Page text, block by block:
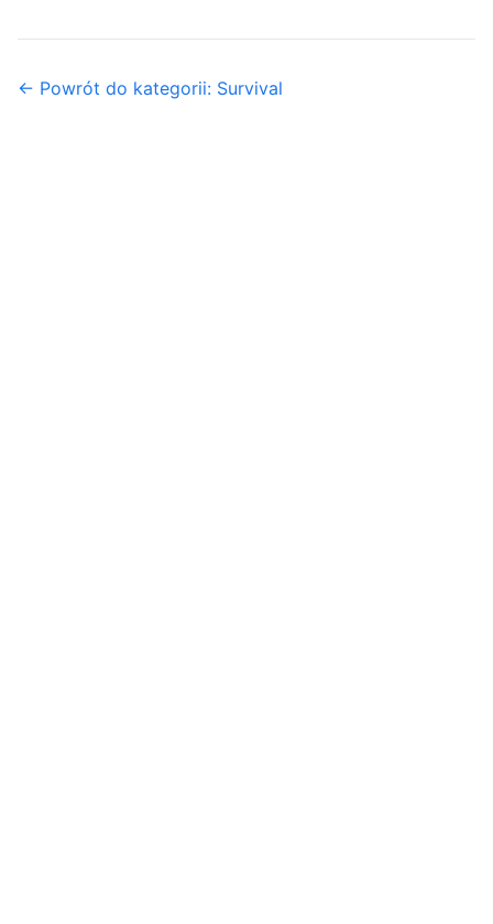
← Powrót do kategorii: Survival